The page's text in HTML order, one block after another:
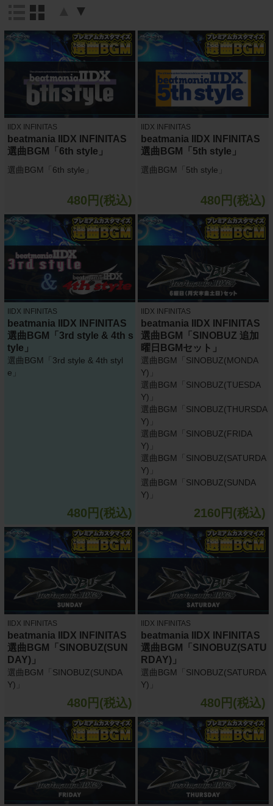
▼
IIDX INFINITAS
beatmania IIDX INFINITAS
選曲BGM「6th style」
選曲BGM「6th style」
480円(税込)
IIDX INFINITAS
beatmania IIDX INFINITAS
選曲BGM「5th style」
選曲BGM「5th style」
480円(税込)
IIDX INFINITAS
beatmania IIDX INFINITAS
選曲BGM「3rd style & 4th s
tyle」
選曲BGM「3rd style & 4th styl
e」
480円(税込)
IIDX INFINITAS
beatmania IIDX INFINITAS
選曲BGM「SINOBUZ 追加
曜日BGMセット」
選曲BGM「SINOBUZ(MONDA
Y)」
選曲BGM「SINOBUZ(TUESDA
Y)」
選曲BGM「SINOBUZ(THURSDA
Y)」
選曲BGM「SINOBUZ(FRIDA
Y)」
選曲BGM「SINOBUZ(SATURDA
Y)」
選曲BGM「SINOBUZ(SUNDA
Y)」
2160円(税込)
IIDX INFINITAS
beatmania IIDX INFINITAS
選曲BGM「SINOBUZ(SUN
DAY)」
選曲BGM「SINOBUZ(SUNDA
Y)」
480円(税込)
IIDX INFINITAS
beatmania IIDX INFINITAS
選曲BGM「SINOBUZ(SATU
RDAY)」
選曲BGM「SINOBUZ(SATURDA
Y)」
480円(税込)